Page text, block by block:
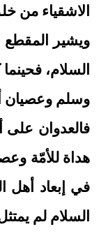
الاشقياء من
ويشير المقطع
السلام،
وسلم وعصيان
فالعدوان على
هداة للأمّة
في إبعاد أهل
السلام لم